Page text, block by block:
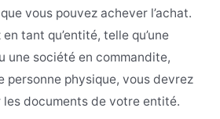
vous pouvez achever l’achat.
tant qu’entité, telle qu’une
une société en commandite,
personne physique, vous devrez
documents de votre entité.